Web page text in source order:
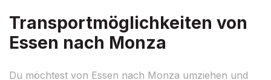
Transportmöglichkeiten von
Essen nach Monza
Du möchtest von Essen nach Monza umziehen und